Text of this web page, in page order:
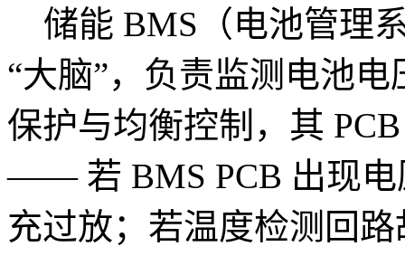
储能 BMS（电池管理
“大脑”，负责监测电池
保护与均衡控制，其
—— 若 BMS PCB 出现电
充过放；若温度检测回